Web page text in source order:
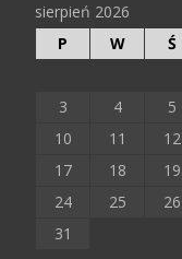
sierpień 2026
P
W Ś
3
4 5
10
11 12
17
18 19
24
25 26
31